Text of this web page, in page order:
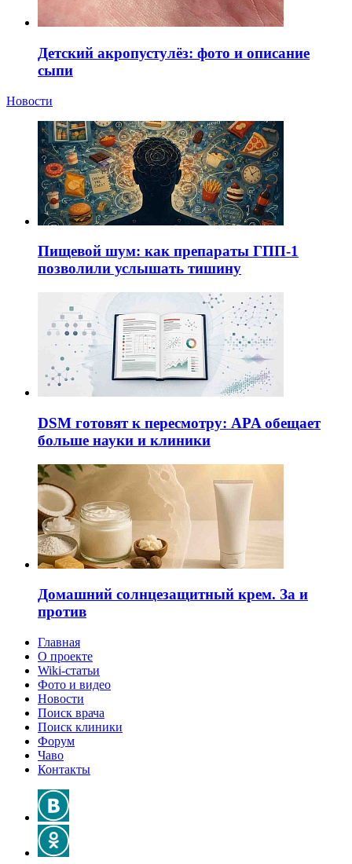
Детский акропустулёз: фото и описание
сыпи
Новости
Пищевой шум: как препараты ГПП-1
позволили услышать тишину
DSM готовят к пересмотру: APA обещает
больше науки и клиники
Домашний солнцезащитный крем. За и
против
Главная
О проекте
Wiki-статьи
Фото и видео
Новости
Поиск врача
Поиск клиники
Форум
Чаво
Контакты